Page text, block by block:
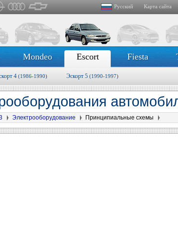
Русский Карта сайта
Mondeo Escort Fiesta
4 (1986-1990) Эскорт 5 (1990-1997)
Электрооборудование Принципиальные схемы